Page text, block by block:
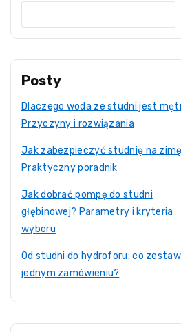
Posty
Dlaczego woda ze studni jest
Przyczyny i rozwiązania
Jak zabezpieczyć studnię na
Praktyczny poradnik
Jak dobrać pompę do studni
głębinowej? Parametry i kryteria
wyboru
Od studni do hydroforu: co
jednym zamówieniu?